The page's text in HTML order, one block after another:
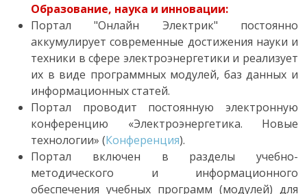
Образование, наука и инновации:
Портал "Онлайн Электрик" постоянно
аккумулирует современные достижения науки и
техники в сфере электроэнергетики и реализует
их в виде программных модулей, баз данных и
информационных статей.
Портал проводит постоянную электронную
конференцию «Электроэнергетика. Новые
технологии» (Конференция).
Портал включен в разделы учебно-
методического и информационного
обеспечения учебных программ (модулей) для